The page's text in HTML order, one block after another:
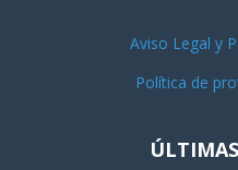
Aviso Legal y
Política de